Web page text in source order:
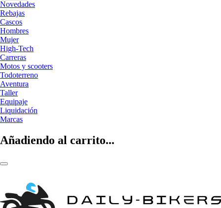
Novedades
Rebajas
Cascos
Hombres
Mujer
High-Tech
Carreras
Motos y scooters
Todoterreno
Aventura
Taller
Equipaje
Liquidación
Marcas
Añadiendo al carrito...